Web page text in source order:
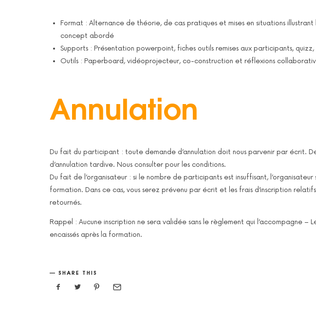
Format : Alternance de théorie, de cas pratiques et mises en situations
concept abordé
Supports : Présentation powerpoint, fiches outils remises aux participants,
Outils : Paperboard, vidéoprojecteur, co-construction et réflexions
Annulation
Du fait du participant : toute demande d’annulation doit nous parvenir par écrit.
d’annulation tardive. Nous consulter pour les conditions.
Du fait de l’organisateur : si le nombre de participants est insuffisant, l’organisateur
formation. Dans ce cas, vous serez prévenu par écrit et les frais d’inscription
retournés.
Rappel : Aucune inscription ne sera validée sans le règlement qui l’accompagne –
encaissés après la formation.
SHARE THIS